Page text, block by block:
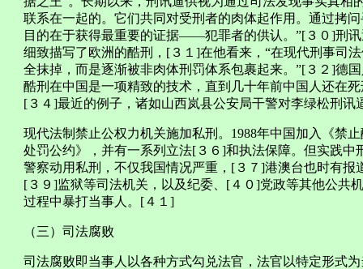
联系在一起的。它们共同对受刑者的肉体起作用。通过拷
目的在于获得最重要的证据——犯罪者的供认。”[３０]刑
细致描写了欧洲的酷刑，[３１]在他看来，“在现代刑事司
全抹掉，而是逐渐被非肉体刑罚体系包裹起来。”[３２]德
酷刑在中国是一项精致的技术，直到几十年前中国人还在
[３４]最近的例子，诸如山西岚县公安局干警对李绿松刑讯
现代法制禁止公权力机关施加私刑。1988年中国加入《禁
处罚公约》，并有一系列立法[３６]和执法保障。但实践
警察动用私刑，不仅我国情况严重，[３７]港澳台也时有
[３９]监狱等司法机关，以及纪委、[４０]党政等其他公共
过程中暴打当事人。[４１]
（三）司法腐败
司法腐败即当事人以各种方式勾兑法官，法官以特定形式